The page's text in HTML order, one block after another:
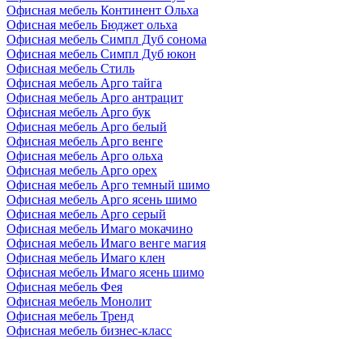
Офисная мебель Континент Ольха
Офисная мебель Бюджет ольха
Офисная мебель Симпл Дуб сонома
Офисная мебель Симпл Дуб юкон
Офисная мебель Стиль
Офисная мебель Арго тайга
Офисная мебель Арго антрацит
Офисная мебель Арго бук
Офисная мебель Арго белый
Офисная мебель Арго венге
Офисная мебель Арго ольха
Офисная мебель Арго орех
Офисная мебель Арго темный шимо
Офисная мебель Арго ясень шимо
Офисная мебель Арго серый
Офисная мебель Имаго мокачино
Офисная мебель Имаго венге магия
Офисная мебель Имаго клен
Офисная мебель Имаго ясень шимо
Офисная мебель Фея
Офисная мебель Монолит
Офисная мебель Тренд
Офисная мебель бизнес-класс